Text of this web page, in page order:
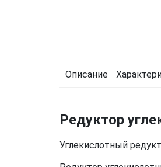
Описание
Редуктор
Углекислотный